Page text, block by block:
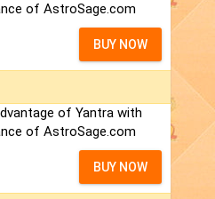
of AstroSage.com
BUY NOW
of Yantra with
of AstroSage.com
BUY NOW